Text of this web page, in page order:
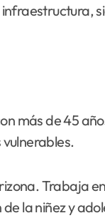
más de 45
Trabaja
la niñez y